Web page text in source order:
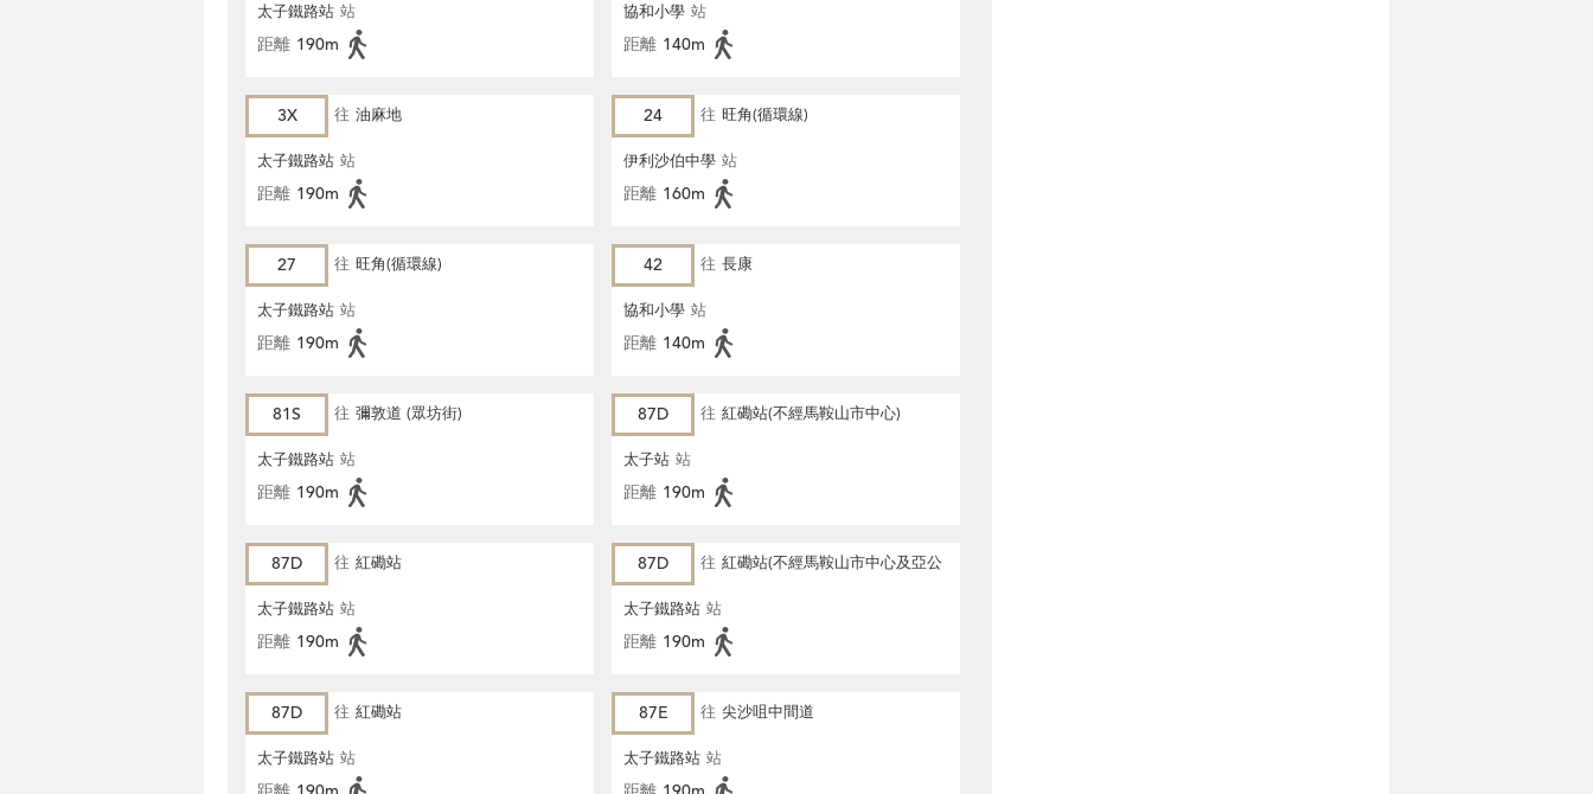
太子鐵路站 站
距離 190m
協和小學 站
距離 140m
3X 往 油麻地
太子鐵路站 站
距離 190m
24 往 旺角(循環線)
伊利沙伯中學 站
距離 160m
27 往 旺角(循環線)
太子鐵路站 站
距離 190m
42 往 長康
協和小學 站
距離 140m
81S 往 彌敦道 (眾坊街)
太子鐵路站 站
距離 190m
87D 往 紅磡站(不經馬鞍山市中心)
太子站 站
距離 190m
87D 往 紅磡站
太子鐵路站 站
距離 190m
87D 往 紅磡站(不經馬鞍山市中心及亞公
角街)
太子鐵路站 站
距離 190m
87D 往 紅磡站
太子鐵路站 站
87E 往 尖沙咀中間道
太子鐵路站 站